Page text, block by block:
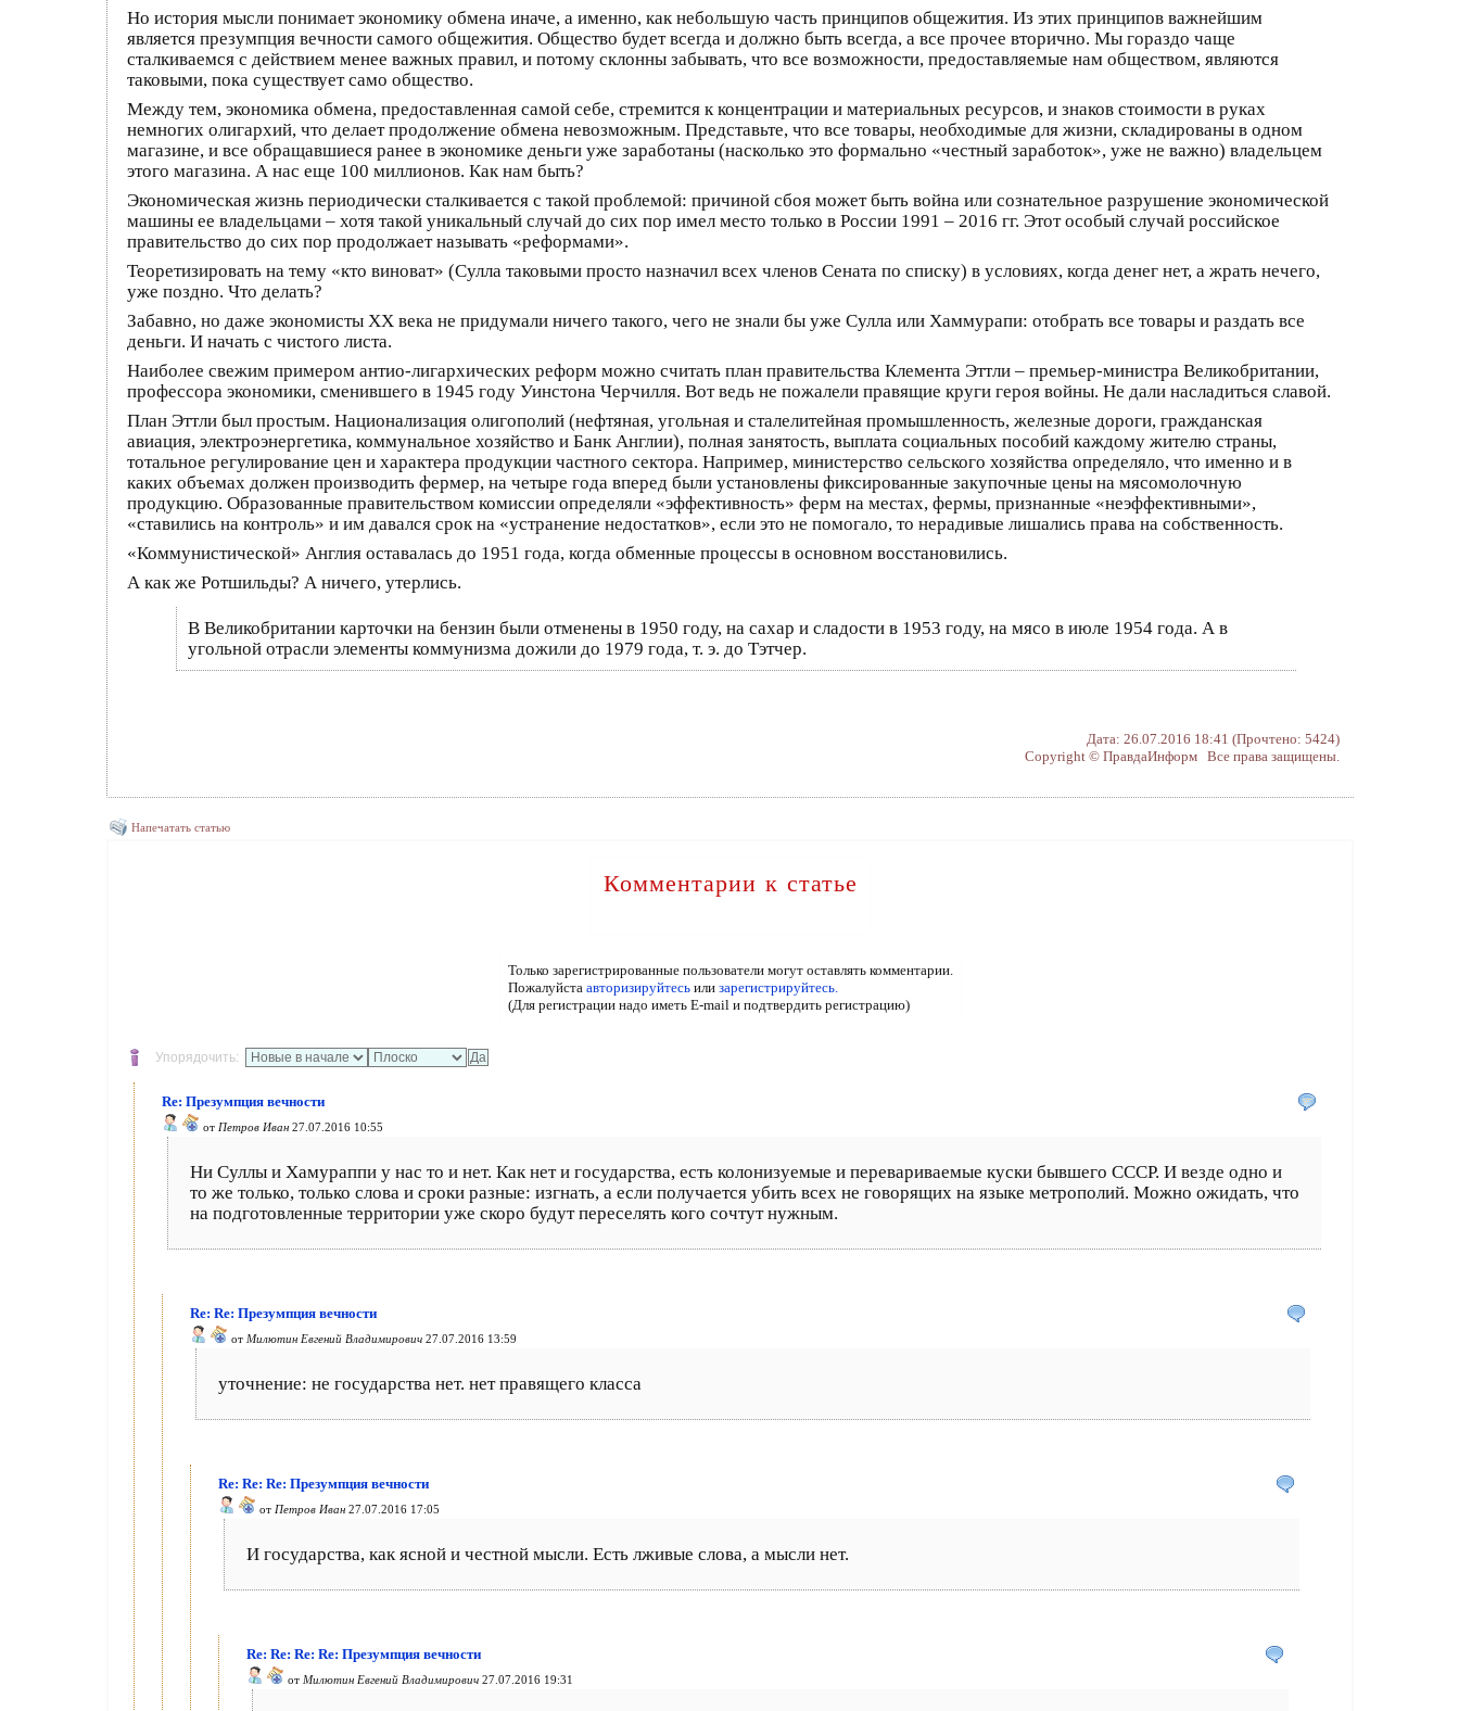
Но история мысли понимает экономику обмена иначе, а именно, как небольшую часть принципов общежития. Из этих принципов важнейшим
является презумпция вечности самого общежития. Общество будет всегда и должно быть всегда, а все прочее вторично. Мы гораздо чаще
сталкиваемся с действием менее важных правил, и потому склонны забывать, что все возможности, предоставляемые нам обществом, являются
таковыми, пока существует само общество.
Между тем, экономика обмена, предоставленная самой себе, стремится к концентрации и материальных ресурсов, и знаков стоимости в руках
немногих олигархий, что делает продолжение обмена невозможным. Представьте, что все товары, необходимые для жизни, складированы в одном
магазине, и все обращавшиеся ранее в экономике деньги уже заработаны (насколько это формально «честный заработок», уже не важно) владельцем
этого магазина. А нас еще 100 миллионов. Как нам быть?
Экономическая жизнь периодически сталкивается с такой проблемой: причиной сбоя может быть война или сознательное разрушение экономической
машины ее владельцами – хотя такой уникальный случай до сих пор имел место только в России 1991 – 2016 гг. Этот особый случай российское
правительство до сих пор продолжает называть «реформами».
Теоретизировать на тему «кто виноват» (Сулла таковыми просто назначил всех членов Сената по списку) в условиях, когда денег нет, а жрать нечего,
уже поздно. Что делать?
Забавно, но даже экономисты XX века не придумали ничего такого, чего не знали бы уже Сулла или Хаммурапи: отобрать все товары и раздать все
деньги. И начать с чистого листа.
Наиболее свежим примером антио-лигархических реформ можно считать план правительства Клемента Эттли – премьер-министра Великобритании,
профессора экономики, сменившего в 1945 году Уинстона Черчилля. Вот ведь не пожалели правящие круги героя войны. Не дали насладиться славой.
План Эттли был простым. Национализация олигополий (нефтяная, угольная и сталелитейная промышленность, железные дороги, гражданская
авиация, электроэнергетика, коммунальное хозяйство и Банк Англии), полная занятость, выплата социальных пособий каждому жителю страны,
тотальное регулирование цен и характера продукции частного сектора. Например, министерство сельского хозяйства определяло, что именно и в
каких объемах должен производить фермер, на четыре года вперед были установлены фиксированные закупочные цены на мясомолочную
продукцию. Образованные правительством комиссии определяли «эффективность» ферм на местах, фермы, признанные «неэффективными»,
«ставились на контроль» и им давался срок на «устранение недостатков», если это не помогало, то нерадивые лишались права на собственность.
«Коммунистической» Англия оставалась до 1951 года, когда обменные процессы в основном восстановились.
А как же Ротшильды? А ничего, утерлись.
В Великобритании карточки на бензин были отменены в 1950 году, на сахар и сладости в 1953 году, на мясо в июле 1954 года. А в
угольной отрасли элементы коммунизма дожили до 1979 года, т. э. до Тэтчер.
Дата: 26.07.2016 18:41 (Прочтено: 5424)
Copyright © ПравдаИнформ Все права защищены.
Напечатать статью
Комментарии к статье
Только зарегистрированные пользователи могут оставлять комментарии.
Пожалуйста авторизируйтесьили зарегистрируйтесь.
(Для регистрации надо иметь E-mail и подтвердить регистрацию)
Упорядочить:
Re: Презумпция вечности
от Петров Иван 27.07.2016 10:55
Ни Суллы и Хамураппи у нас то и нет. Как нет и государства, есть колонизуемые и перевариваемые куски бывшего СССР. И везде одно и
то же только, только слова и сроки разные: изгнать, а если получается убить всех не говорящих на языке метрополий. Можно ожидать, что
на подготовленные территории уже скоро будут переселять кого сочтут нужным.
Re: Re: Презумпция вечности
от Милютин Евгений Владимирович 27.07.2016 13:59
уточнение: не государства нет. нет правящего класса
Re: Re: Re: Презумпция вечности
от Петров Иван 27.07.2016 17:05
И государства, как ясной и честной мысли. Есть лживые слова, а мысли нет.
Re: Re: Re: Re: Презумпция вечности
от Милютин Евгений Владимирович 27.07.2016 19:31